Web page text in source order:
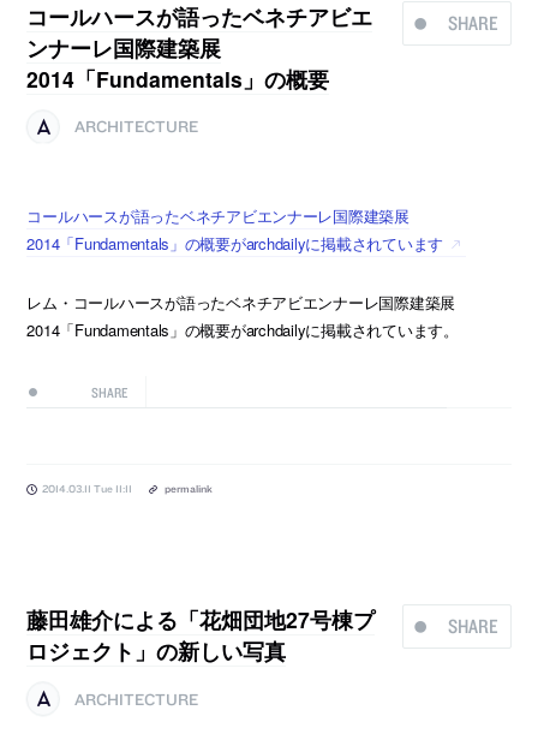
SHARE
コールハースが語ったベネチアビエ
ンナーレ国際建築展
2014「Fundamentals」の概要
ARCHITECTURE
コールハースが語ったベネチアビエンナーレ国際建築展
2014「Fundamentals」の概要がarchdailyに掲載されています
レム・コールハースが語ったベネチアビエンナーレ国際建築展
2014「Fundamentals」の概要がarchdailyに掲載されています。
SHARE
2014.03.11 Tue 11:11 permalink
SHARE
藤田雄介による「花畑団地27号棟プ
ロジェクト」の新しい写真
ARCHITECTURE